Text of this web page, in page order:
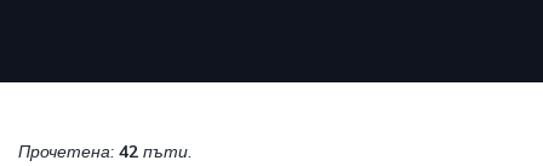
Прочетена: 42 пъти.